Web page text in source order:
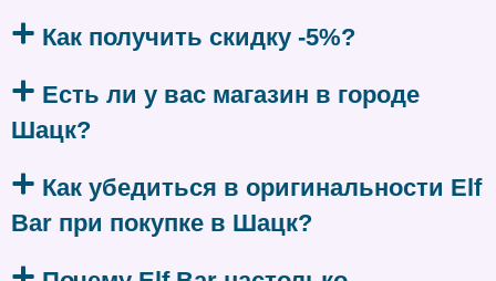
Как получить скидку -5%?
Есть ли у вас магазин в городе
Шацк?
Как убедиться в оригинальности Elf
Bar при покупке в Шацк?